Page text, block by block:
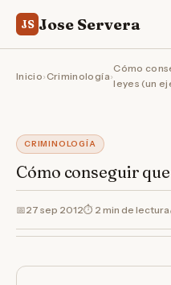
JS Jose Servera
Inicio›Criminología›
Cómo
leyes (un
CRIMINOLOGÍA
Cómo conseguir
📅27 sep 2012⏱ 2 min de lectura